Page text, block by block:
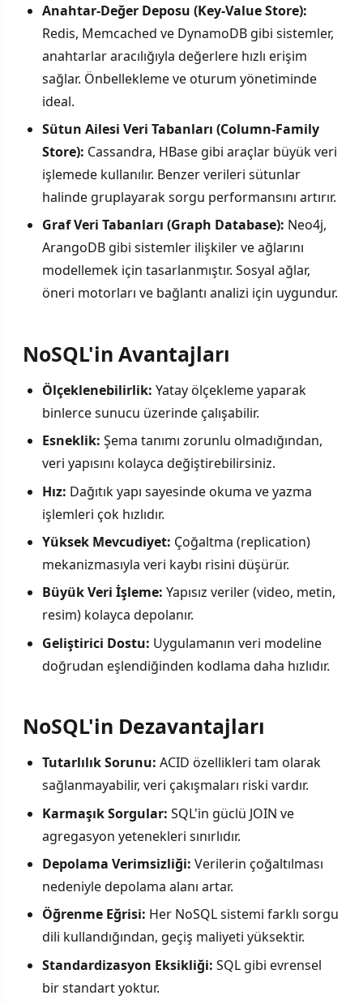
Anahtar-Değer Deposu (Key-Value Store):
Redis, Memcached ve DynamoDB gibi sistemler,
anahtarlar aracılığıyla değerlere hızlı erişim
sağlar. Önbellekleme ve oturum yönetiminde
ideal.
Sütun Ailesi Veri Tabanları (Column-Family
Store): Cassandra, HBase gibi araçlar büyük veri
işlemede kullanılır. Benzer verileri sütunlar
halinde gruplayarak sorgu performansını artırır.
Graf Veri Tabanları (Graph Database): Neo4j,
ArangoDB gibi sistemler ilişkiler ve ağlarını
modellemek için tasarlanmıştır. Sosyal ağlar,
öneri motorları ve bağlantı analizi için uygundur.
NoSQL'in Avantajları
Ölçeklenebilirlik: Yatay ölçekleme yaparak
binlerce sunucu üzerinde çalışabilir.
Esneklik: Şema tanımı zorunlu olmadığından,
veri yapısını kolayca değiştirebilirsiniz.
Hız: Dağıtık yapı sayesinde okuma ve yazma
işlemleri çok hızlıdır.
Yüksek Mevcudiyet: Çoğaltma (replication)
mekanizmasıyla veri kaybı risini düşürür.
Büyük Veri İşleme: Yapısız veriler (video, metin,
resim) kolayca depolanır.
Geliştirici Dostu: Uygulamanın veri modeline
doğrudan eşlendiğinden kodlama daha hızlıdır.
NoSQL'in Dezavantajları
Tutarlılık Sorunu: ACID özellikleri tam olarak
sağlanmayabilir, veri çakışmaları riski vardır.
Karmaşık Sorgular: SQL'in güclü JOIN ve
agregasyon yetenekleri sınırlıdır.
Depolama Verimsizliği: Verilerin çoğaltılması
nedeniyle depolama alanı artar.
Öğrenme Eğrisi: Her NoSQL sistemi farklı sorgu
dili kullandığından, geçiş maliyeti yüksektir.
Standardizasyon Eksikliği: SQL gibi evrensel
bir standart yoktur.